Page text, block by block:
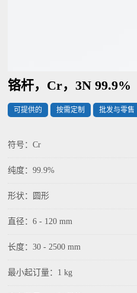
铬杆，Cr，3N 99.9%
可提供的 按需定制 批发与零售
符号：Cr
纯度：99.9%
形状：圆形
直径：6 - 120 mm
长度：30 - 2500 mm
最小起订量：1 kg